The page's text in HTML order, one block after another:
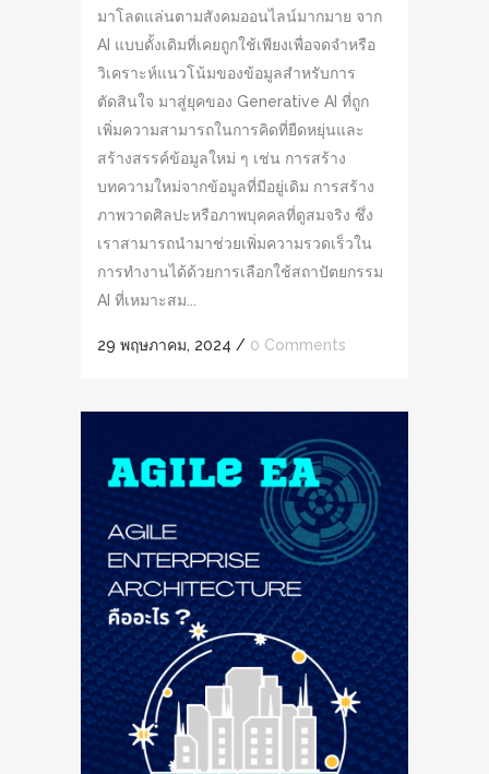
มาโลดแล่นตามสังคมออนไลน์มากมาย จาก
AI แบบดั้งเดิมที่เคยถูกใช้เพียงเพื่อจดจำหรือ
วิเคราะห์แนวโน้มของข้อมูลสำหรับการ
ตัดสินใจ มาสู่ยุคของ Generative AI ที่ถูก
เพิ่มความสามารถในการคิดที่ยืดหยุ่นและ
สร้างสรรค์ข้อมูลใหม่ ๆ เช่น การสร้าง
บทความใหม่จากข้อมูลที่มีอยู่เดิม การสร้าง
ภาพวาดศิลปะหรือภาพบุคคลที่ดูสมจริง ซึ่ง
เราสามารถนำมาช่วยเพิ่มความรวดเร็วใน
การทำงานได้ด้วยการเลือกใช้สถาปัตยกรรม
AI ที่เหมาะสม...
29 พฤษภาคม, 2024 / 0 Comments